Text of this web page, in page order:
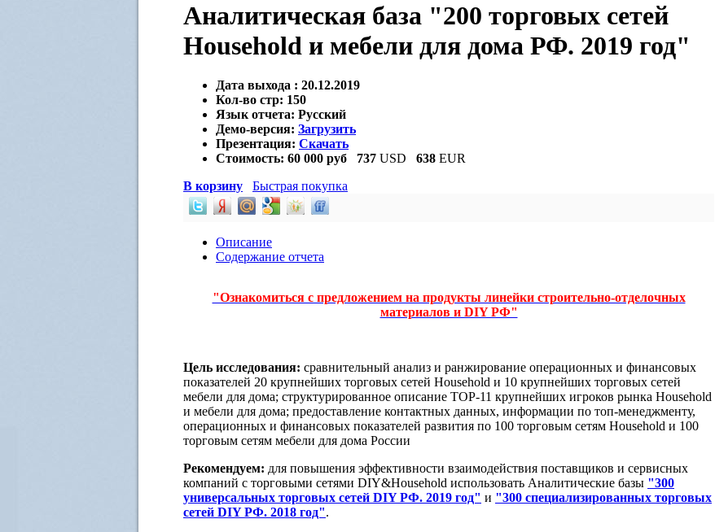
Аналитическая база "200 торговых сетей
Household и мебели для дома РФ. 2019 год"
Дата выхода : 20.12.2019
Кол-во стр: 150
Язык отчета: Русский
Демо-версия: Загрузить
Презентация: Скачать
Стоимость: 60 000 руб 737 USD 638 EUR
В корзину
Быстрая покупка
Описание
Содержание отчета
"Ознакомиться с предложением на продукты линейки строительно-отделочных
материалов и DIY РФ"
Цель исследования: сравнительный анализ и ранжирование операционных и финансовых
показателей 20 крупнейших торговых сетей Household и 10 крупнейших торговых сетей
мебели для дома; структурированное описание TOP-11 крупнейших игроков рынка Household
и мебели для дома; предоставление контактных данных, информации по топ-менеджменту,
операционных и финансовых показателей развития по 100 торговым сетям Household и 100
торговым сетям мебели для дома России
Рекомендуем: для повышения эффективности взаимодействия поставщиков и сервисных
компаний с торговыми сетями DIY&Household использовать Аналитические базы "300
универсальных торговых сетей DIY РФ. 2019 год" и "300 специализированных торговых
сетей DIY РФ. 2018 год".